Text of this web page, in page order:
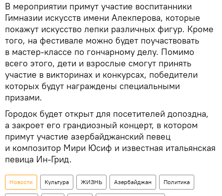
В мероприятии примут участие воспитанники
Гимназии искусств имени Алекперова, которые
покажут искусство лепки различных фигур. Кроме
того, на фестивале можно будет поучаствовать
в мастер-классе по гончарному делу. Помимо
всего этого, дети и взрослые смогут принять
участие в викторинах и конкурсах, победители
которых будут награждены специальными
призами.
Городок будет открыт для посетителей допоздна,
а закроет его грандиозный концерт, в котором
примут участие азербайджанский певец
и композитор Мири Юсиф и известная итальянская
певица Ин-Грид.
Новости Культура ЖИЗНЬ Азербайджан Политика